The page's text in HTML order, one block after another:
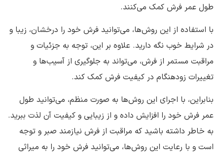
طول عمر فرش کمک می‌کنند.
با استفاده از این روش‌ها، می‌توانید فرش خود را درخشان، زیبا و
در شرایط خوب نگه دارید. علاوه بر این، توجه به جزئیات و
مراقبت مستمر از فرش، می‌تواند به جلوگیری از آسیب‌ها و
تغییرات زودهنگام در کیفیت فرش کمک کند.
بنابراین، با اجرای این روش‌ها به صورت منظم، می‌توانید طول
عمر فرش خود را افزایش داده و از زیبایی و کیفیت آن لذت ببرید.
به خاطر داشته باشید که مراقبت از فرش نیازمند صبر و توجه
است و با رعایت این روش‌ها، می‌توانید فرش خود را به میراثی